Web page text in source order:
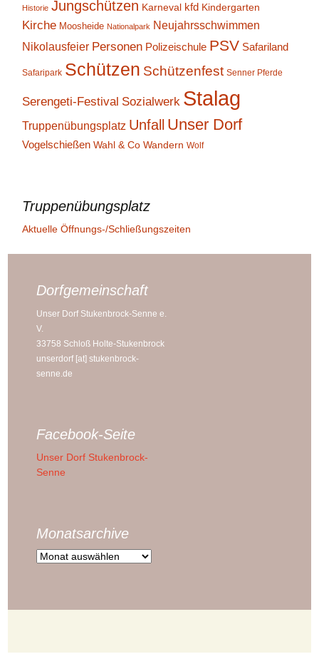
Historie Jungschützen Karneval kfd Kindergarten
Kirche Moosheide Nationalpark Neujahrsschwimmen
Nikolausfeier Personen Polizeischule PSV Safariland
Safaripark Schützen Schützenfest Senner Pferde
Serengeti-Festival Sozialwerk Stalag
Truppenübungsplatz Unfall Unser Dorf
Vogelschießen Wahl & Co Wandern Wolf
Truppenübungsplatz
Aktuelle Öffnungs-/Schließungszeiten
Dorfgemeinschaft
Unser Dorf Stukenbrock-Senne e.
V.
33758 Schloß Holte-Stukenbrock
unserdorf [at] stukenbrock-
senne.de
Facebook-Seite
Unser Dorf Stukenbrock-
Senne
Monatsarchive
Monatsarchive